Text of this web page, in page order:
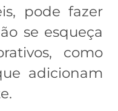
pode fazer
se esqueça
como
adicionam